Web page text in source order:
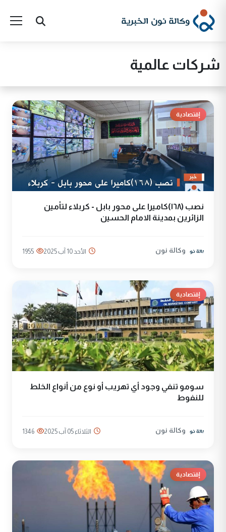
شركات عالمية
إقتصادية
نصب (١٦٨)كاميرا على محور بابل - كربلاء لتأمين
الزائرين بمدينة الامام الحسين
وكالة نون الأحد 10 آب 2025 1955
إقتصادية
سومو تنفي وجود أي تهريب أو نوع من أنواع الخلط
للنفوط
وكالة نون الثلاثاء 05 آب 2025 1346
إقتصادية